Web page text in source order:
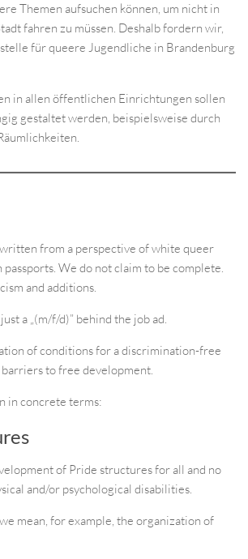
Themen aufsuchen können, um nicht in
fahren zu müssen. Deshalb fordern wir,
für queere Jugendliche in Brandenburg
in allen öffentlichen Einrichtungen sollen
gestaltet werden, beispielsweise durch
from a perspective of white queer
We do not claim to be complete.
and additions.
a „(m/f/d)” behind the job ad.
of conditions for a discrimination-free
to free development.
in concrete terms:
of Pride structures for all and no
and/or psychological disabilities.
mean, for example, the organization of